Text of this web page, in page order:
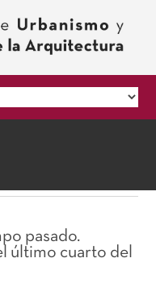
pasado.
último cuarto del